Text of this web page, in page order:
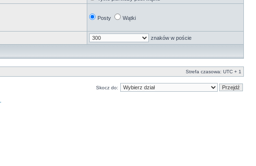
Posty Wątki
znaków w poście
Strefa czasowa: UTC + 1
Skocz do: